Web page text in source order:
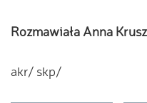
Rozmawiała Anna
akr/ skp/